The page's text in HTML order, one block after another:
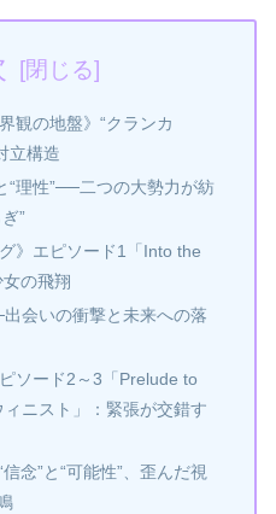
観の地盤》“クランカ
立構造
“理性”──二つの大勢力が紡
”
》エピソード1「Into the
の飛翔
会いの衝撃と未来への落
ソード2～3「Prelude to
ニスト」：緊張が交錯す
念”と“可能性”、歪んだ視